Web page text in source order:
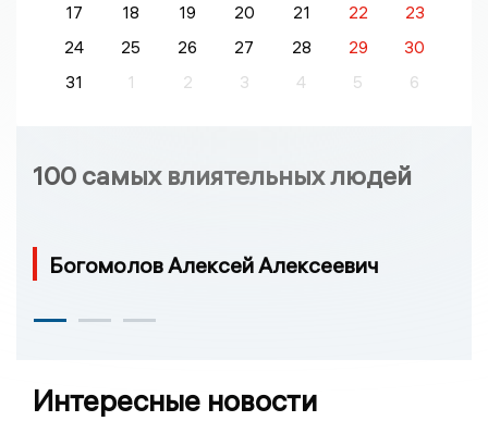
17
18 19 20 21 22
23
24
25 26 27 28 29
30
31
1 2 3 4 5 6
100 самых влиятельных людей
Богомолов Алексей Алексеевич
Интересные новости